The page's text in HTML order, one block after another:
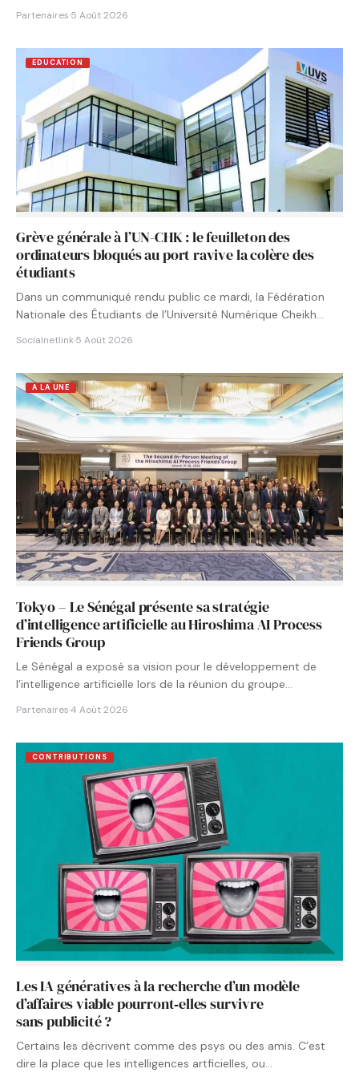
Partenaires·5 Août 2026
EDUCATION
Grève générale à l’UN-CHK : le feuilleton des
ordinateurs bloqués au port ravive la colère des
étudiants
Dans un communiqué rendu public ce mardi, la Fédération
Nationale des Étudiants de l’Université Numérique Cheikh
Socialnetlink·5 Août 2026
A LA UNE
Tokyo – Le Sénégal présente sa stratégie
d’intelligence artificielle au Hiroshima AI Process
Friends Group
Le Sénégal a exposé sa vision pour le développement de
l’intelligence artificielle lors de la réunion du groupe…
Partenaires·4 Août 2026
CONTRIBUTIONS
Les IA génératives à la recherche d’un modèle
d’affaires viable pourront‑elles survivre
sans publicité ?
Certains les décrivent comme des psys ou des amis. C’est
dire la place que les intelligences artficielles, ou…